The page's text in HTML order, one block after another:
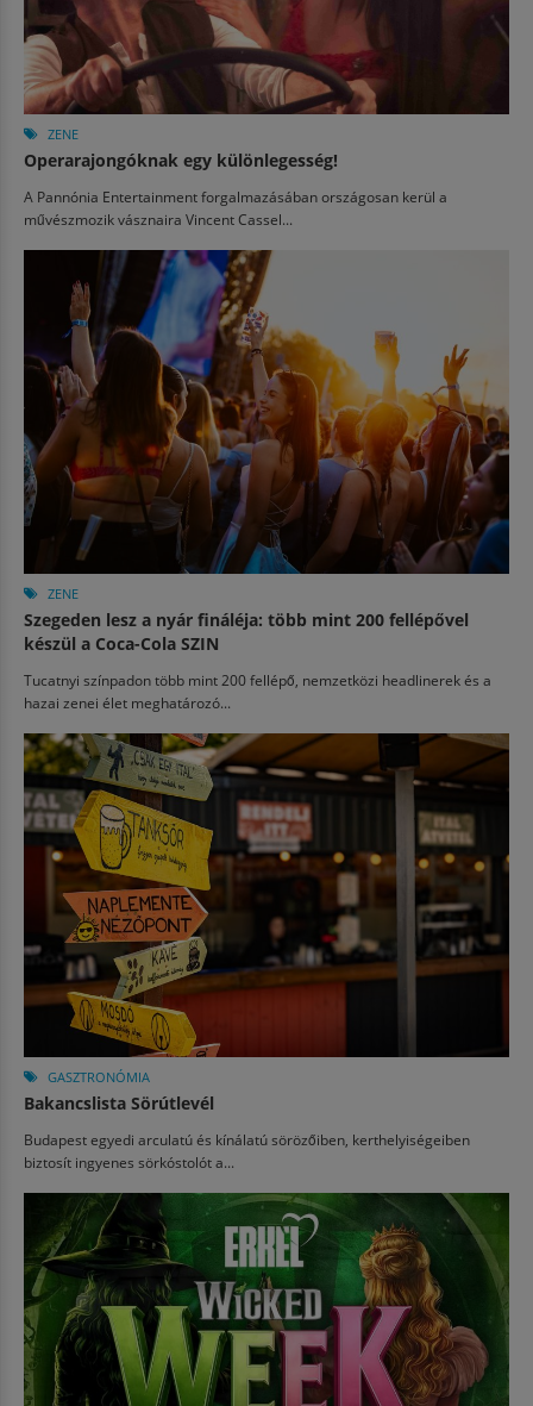
ZENE
Operarajongóknak egy különlegesség!
A Pannónia Entertainment forgalmazásában országosan kerül a
művészmozik vásznaira Vincent Cassel...
ZENE
Szegeden lesz a nyár fináléja: több mint 200 fellépővel
készül a Coca-Cola SZIN
Tucatnyi színpadon több mint 200 fellépő, nemzetközi headlinerek és a
hazai zenei élet meghatározó...
GASZTRONÓMIA
Bakancslista Sörútlevél
Budapest egyedi arculatú és kínálatú sörözőiben, kerthelyiségeiben
biztosít ingyenes sörkóstolót a...